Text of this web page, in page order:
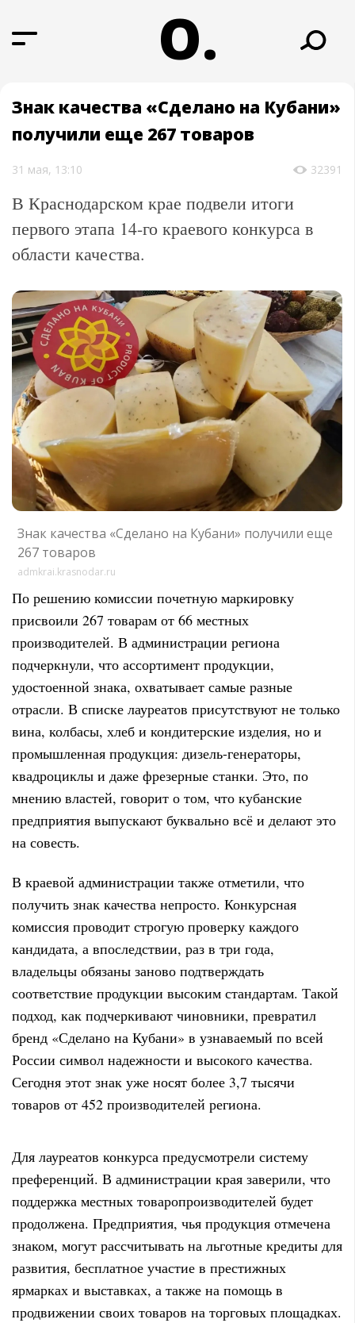
О.
Знак качества «Сделано на Кубани»
получили еще 267 товаров
31 мая, 13:10 32391
В Краснодарском крае подвели итоги
первого этапа 14-го краевого конкурса в
области качества.
Знак качества «Сделано на Кубани» получили еще
267 товаров
admkrai.krasnodar.ru
По решению комиссии почетную маркировку
присвоили 267 товарам от 66 местных
производителей. В администрации региона
подчеркнули, что ассортимент продукции,
удостоенной знака, охватывает самые разные
отрасли. В списке лауреатов присутствуют не только
вина, колбасы, хлеб и кондитерские изделия, но и
промышленная продукция: дизель-генераторы,
квадроциклы и даже фрезерные станки. Это, по
мнению властей, говорит о том, что кубанские
предприятия выпускают буквально всё и делают это
на совесть.
В краевой администрации также отметили, что
получить знак качества непросто. Конкурсная
комиссия проводит строгую проверку каждого
кандидата, а впоследствии, раз в три года,
владельцы обязаны заново подтверждать
соответствие продукции высоким стандартам. Такой
подход, как подчеркивают чиновники, превратил
бренд «Сделано на Кубани» в узнаваемый по всей
России символ надежности и высокого качества.
Сегодня этот знак уже носят более 3,7 тысячи
товаров от 452 производителей региона.
Для лауреатов конкурса предусмотрели систему
преференций. В администрации края заверили, что
поддержка местных товаропроизводителей будет
продолжена. Предприятия, чья продукция отмечена
знаком, могут рассчитывать на льготные кредиты для
развития, бесплатное участие в престижных
ярмарках и выставках, а также на помощь в
продвижении своих товаров на торговых площадках.